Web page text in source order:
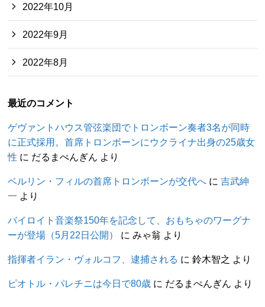
2022年10月
2022年9月
2022年8月
最近のコメント
ゲヴァントハウス管弦楽団でトロンボーン奏者3名が同時
に正式採用。首席トロンボーンにウクライナ出身の25歳女
性 に だるまぺんぎん より
ベルリン・フィルの首席トロンボーンが交代へ に吉武紳
一 より
バイロイト音楽祭150年を記念して、おもちゃのワーグナ
ーが登場（5月22日公開）
にみゃ翁 より
指揮者イラン・ヴォルコフ、逮捕される に鈴木智之 より
ピオトル・パレチニは今日で80歳 に だるまぺんぎん より